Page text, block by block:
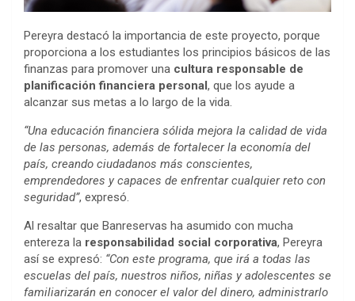
Pereyra destacó la importancia de este proyecto, porque
proporciona a los estudiantes los principios básicos de las
finanzas para promover una cultura responsable de
planificación financiera personal, que los ayude a
alcanzar sus metas a lo largo de la vida.
“Una educación financiera sólida mejora la calidad de vida
de las personas, además de fortalecer la economía del
país, creando ciudadanos más conscientes,
emprendedores y capaces de enfrentar cualquier reto con
seguridad”, expresó.
Al resaltar que Banreservas ha asumido con mucha
entereza la responsabilidad social corporativa, Pereyra
así se expresó: “Con este programa, que irá a todas las
escuelas del país, nuestros niños, niñas y adolescentes se
familiarizarán en conocer el valor del dinero, administrarlo